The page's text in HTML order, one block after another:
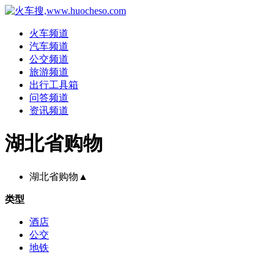
火车频道
汽车频道
公交频道
旅游频道
出行工具箱
问答频道
资讯频道
湖北省购物
湖北省购物 ▲
类型
酒店
公交
地铁